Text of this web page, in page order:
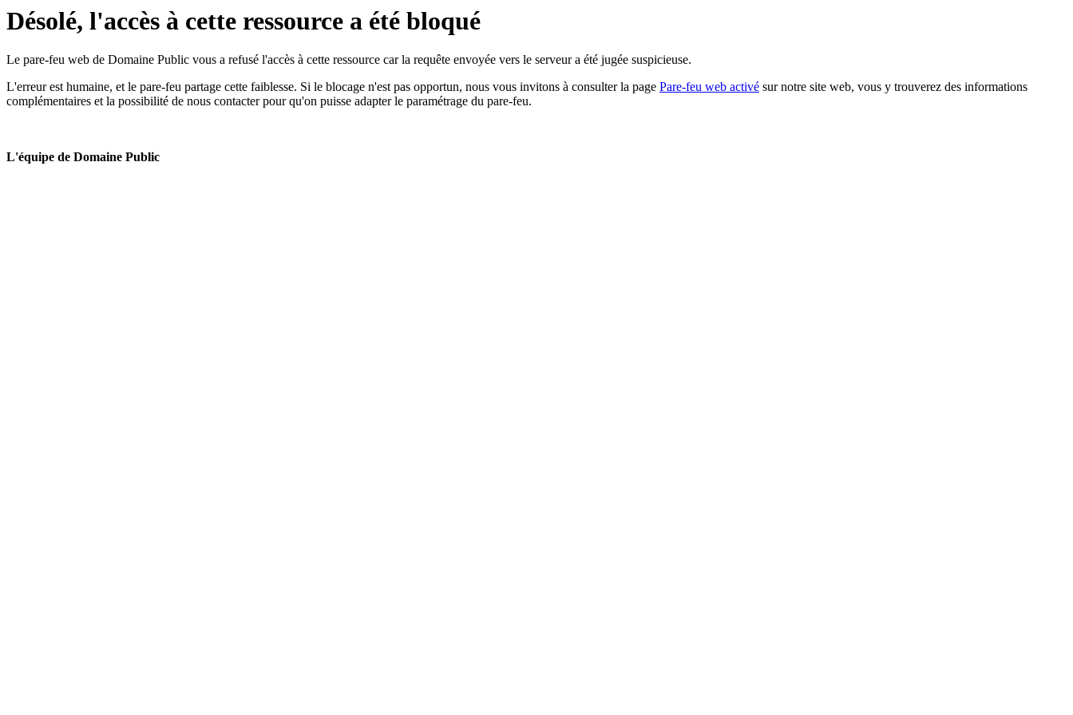
Désolé, l'accès à cette ressource a été bloqué
Le pare-feu web de Domaine Public vous a refusé l'accès à cette ressource car la requête envoyée vers le serveur a été jugée suspicieuse.
L'erreur est humaine, et le pare-feu partage cette faiblesse. Si le blocage n'est pas opportun, nous vous invitons à consulter la page Pare-feu web activé sur notre site web, vous y trouverez des informations
complémentaires et la possibilité de nous contacter pour qu'on puisse adapter le paramétrage du pare-feu.
L'équipe de Domaine Public